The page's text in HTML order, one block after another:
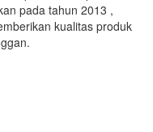
pada tahun 2013 ,
kualitas produk